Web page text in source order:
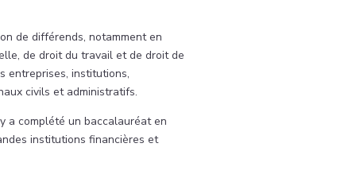
de différends, notamment en
de droit du travail et de droit de
entreprises, institutions,
civils et administratifs.
a complété un baccalauréat en
institutions financières et